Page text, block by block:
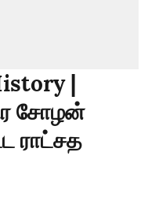
|
சோழன்
ராட்சத